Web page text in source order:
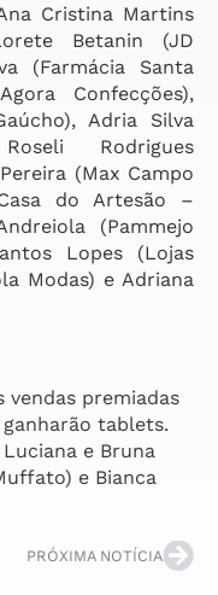
Cristina Martins
Betanin (JD
(Farmácia Santa
Confecções),
Adria Silva
Rodrigues
(Max Campo
do Artesão –
(Pammejo
Lopes (Lojas
Modas) e Adriana
premiadas
tablets.
e Bruna
e Bianca
PRÓXIMA NOTÍCIA